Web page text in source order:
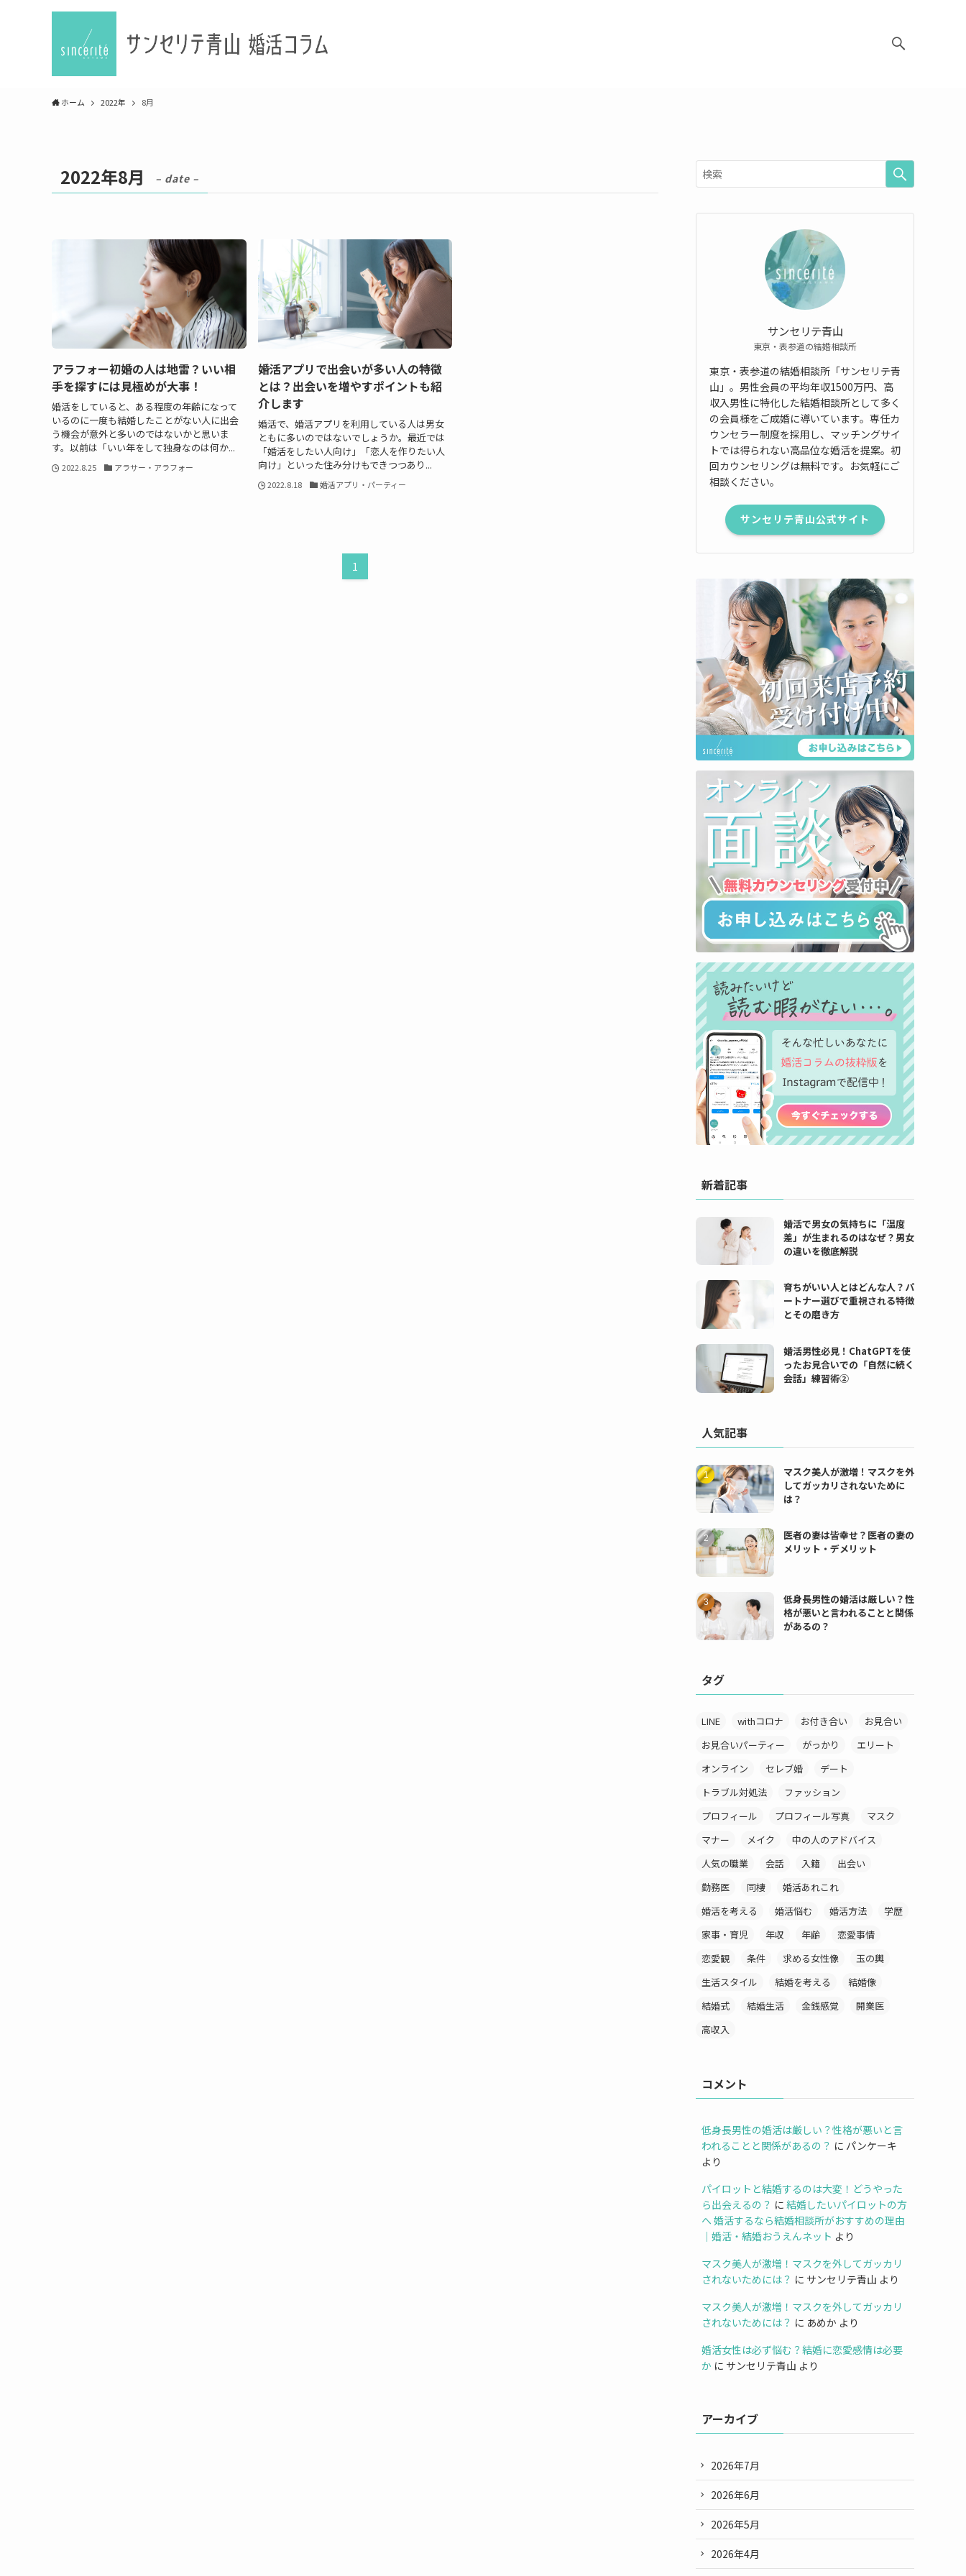
ホーム 2022年 8月
2022年8月 – date –
アラフォー初婚の人は地雷？いい相
手を探すには見極めが大事！
婚活をしていると、ある程度の年齢になって
いるのに一度も結婚したことがない人に出会
う機会が意外と多いのではないかと思いま
す。以前は「いい年をして独身なのは何か...
2022.8.25 アラサー・アラフォー
婚活アプリで出会いが多い人の特徴
とは？出会いを増やすポイントも紹
介します
婚活で、婚活アプリを利用している人は男女
ともに多いのではないでしょうか。最近では
「婚活をしたい人向け」「恋人を作りたい人
向け」といった住み分けもできつつあり...
2022.8.18 婚活アプリ・パーティー
1
サンセリテ青山
東京・表参道の結婚相談所
東京・表参道の結婚相談所「サンセリテ青
山」。男性会員の平均年収1500万円、高
収入男性に特化した結婚相談所として多く
の会員様をご成婚に導いています。専任カ
ウンセラー制度を採用し、マッチングサイ
トでは得られない高品位な婚活を提案。初
回カウンセリングは無料です。お気軽にご
相談ください。
サンセリテ青山公式サイト
新着記事
婚活で男女の気持ちに「温度
差」が生まれるのはなぜ？男女
の違いを徹底解説
育ちがいい人とはどんな人？パ
ートナー選びで重視される特徴
とその磨き方
婚活男性必見！ChatGPTを使
ったお見合いでの「自然に続く
会話」練習術②
人気記事
マスク美人が激増！マスクを外
してガッカリされないために
は？
医者の妻は皆幸せ？医者の妻の
メリット・デメリット
低身長男性の婚活は厳しい？性
格が悪いと言われることと関係
があるの？
タグ
LINE withコロナ お付き合い
お見合い
お見合いパーティー
がっかり
エリート
オンライン
セレブ婚
デート
トラブル対処法
ファッション
プロフィール
プロフィール写真
マスク
マナー
メイク
中の人のアドバイス
人気の職業
会話 入籍
出会い
勤務医
同棲
婚活あれこれ
婚活を考える
婚活悩む 婚活方法
学歴
家事・育児
年収 年齢
恋愛事情
恋愛観
条件 求める女性像
玉の輿
生活スタイル
結婚を考える
結婚像
結婚式
結婚生活 金銭感覚
開業医
高収入
コメント
低身長男性の婚活は厳しい？性格が悪いと言
われることと関係があるの？ に パンケーキ
より
パイロットと結婚するのは大変！どうやった
ら出会えるの？ に 結婚したいパイロットの方
へ 婚活するなら結婚相談所がおすすめの理由
｜婚活・結婚おうえんネット より
マスク美人が激増！マスクを外してガッカリ
されないためには？ に サンセリテ青山 より
マスク美人が激増！マスクを外してガッカリ
されないためには？ に あめか より
婚活女性は必ず悩む？結婚に恋愛感情は必要
か に サンセリテ青山 より
アーカイブ
2026年7月
2026年6月
2026年5月
2026年4月